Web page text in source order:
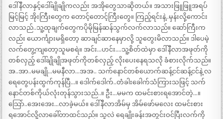
ဒေါ်နီလာနှင့်ဒေါ်ချိုချိုကလည်း အအိုတွေသာဆိုတယ်။ အသားဖြူဖြူအရပ်
မြင့်မြင့် အိုးကြီးတွေက တောင့်တောင့်ကြီးတွေ။ ကြည့်ရင်းနဲ့..မှန်းလို့ကောင်း
လာသည်..သူ့ထုချက်တွေကပိုမိုမြန်ဆန်သွက်လက်လာသည်။ ဆော်ကြီးက
လည်း ယောင်္ကျားမရှိတော့ ဆာချင်ဆာနေမှာလို့ သူတွေးမိလာသည်။ ဒါပေမဲ့
လက်တွေ့ကျတော့သူမစရဲ။ အင်း…ဟင်း….သူ့စိတ်ထဲမှာ ဒေါ်နီလာအဖုတ်ကို
တစ်လှည့် ဒေါ်ချိုချိုအဖုတ်ကိုတစ်လှည့် လိုးပေးနေရသလို ခံစားလိုက်သည်။
အ..အာ..မမချို…မမနီလာ…အအ.. သက်နောင်တစ်ယောက်ဆန့်ငင်ဆန့်ငင်နဲ့ လ
ရေတွေပန်းထွက်ကုန်ပြီ…။ ဒေါက်ဒေါက်..တံခါးခေါက်သံကြားသဖြင့် သက်
နောင်တစ်ကိုယ်လုံးတုန်သွားသည်..။ ဦး…မမက ထမင်းစားရအောင်တဲ့…။
သြော်..အေးအေး…လာခဲ့မယ်။ ဒေါ်နီလာအိမ်မှ အိမ်ဖော်မလေး ထမင်းစား
ရအောင်လို့လာခေါ်တာထင်သည်။ သူလဲ ရေချိုးခန်းအတွင်းဝင်ပြီးလက်ကို